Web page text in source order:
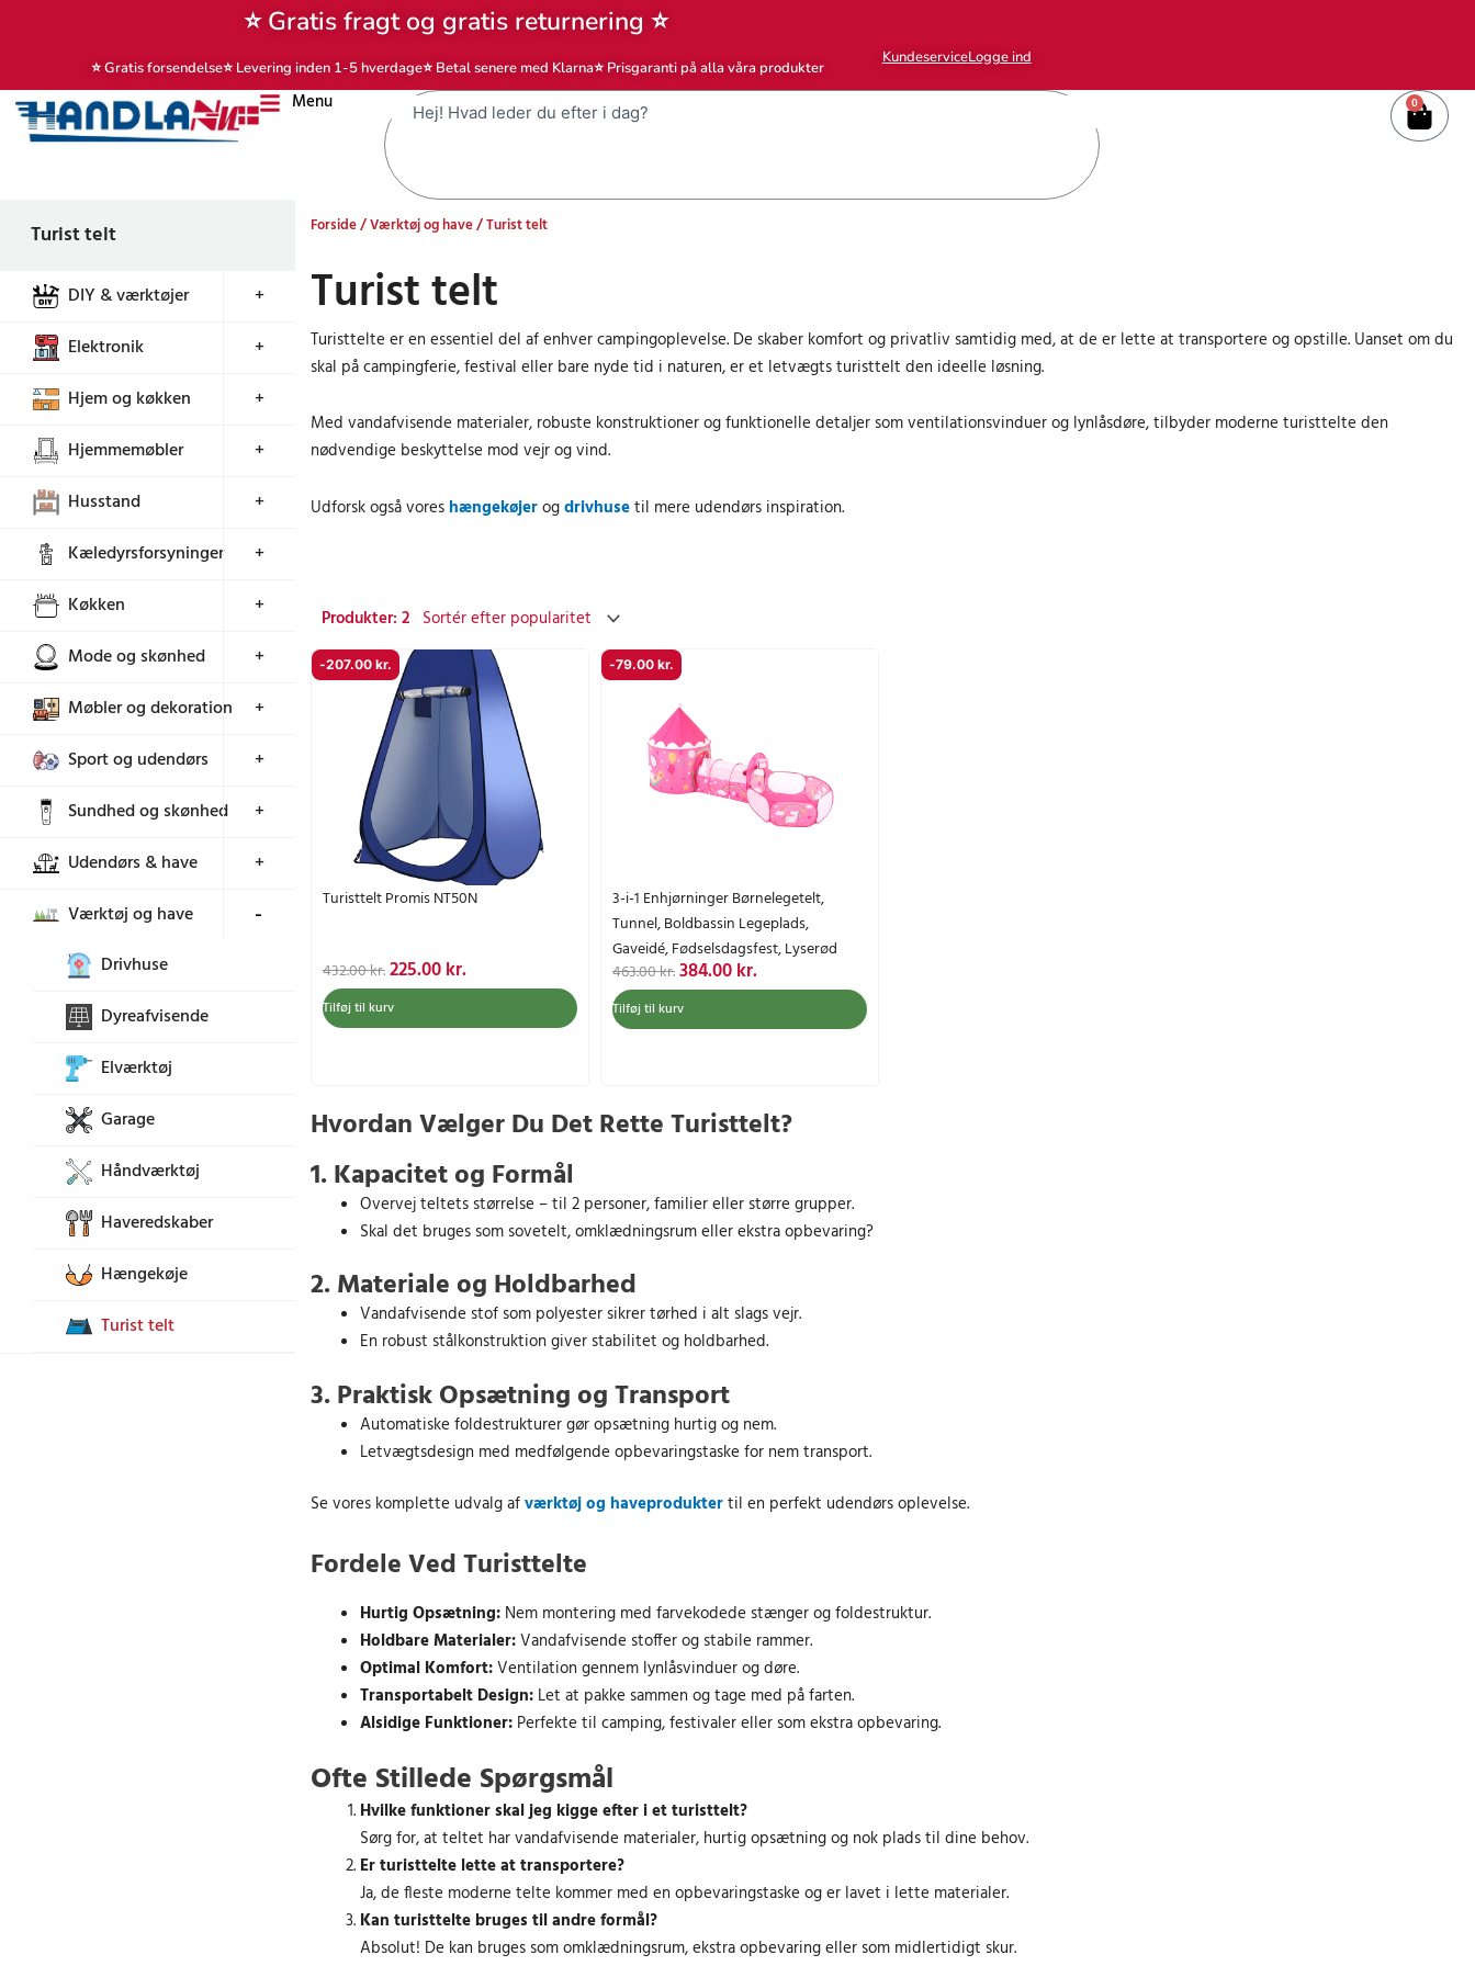
⭐ Gratis fragt og gratis returnering ⭐
⭐ Gratis forsendelse⭐ Levering inden 1-5 hverdage⭐ Betal senere med Klarna⭐ Prisgaranti på alla våra produkter
KundeserviceLogge ind
Menu Søg 0
Kurv
Turist telt
DIY & værktøjer
+
Elektronik
+
Hjem og køkken
+
Hjemmemøbler
+
Husstand
+
Kæledyrsforsyninger
+
Køkken
+
Mode og skønhed
+
Møbler og dekoration
+
Sport og udendørs
+
Sundhed og skønhed
+
Udendørs & have
+
Værktøj og have
+
Drivhuse
Dyreafvisende
Elværktøj
Garage
Håndværktøj
Haveredskaber
Hængekøje
Turist telt
Forside/Værktøj og have/ Turist telt
Turist telt
Turisttelte er en essentiel del af enhver campingoplevelse. De skaber komfort og privatliv samtidig med, at de er lette at transportere og opstille. Uanset om du
skal på campingferie, festival eller bare nyde tid i naturen, er et letvægts turisttelt den ideelle løsning.
Med vandafvisende materialer, robuste konstruktioner og funktionelle detaljer som ventilationsvinduer og lynlåsdøre, tilbyder moderne turisttelte den
nødvendige beskyttelse mod vejr og vind.
Udforsk også voreshængekøjerogdrivhusetil mere udendørs inspiration.
Produkter: 2
-207.00 kr.
Turisttelt Promis NT50N
432.00kr.D
e
n
i
d
e
l
g
e
p
i
s
v
r
3
2
.
0
0
k
.
.
225.00kr.D
e
n
u
l
l
e
r
i
s
r
:
2
5
0
0
k
r
.
.
Tilføj til kurv
-79.00kr.
3-i-1 Enhjørninger Børnelegetelt,
Tunnel, Boldbassin Legeplads,
Gaveidé, Fødselsdagsfest, Lyserød
463.00kr.D
e
n
i
e
l
e
p
i
s
v
r
3
0
0
k
.
384.00kr.D
e
n
u
l
e
i
s
:
3
4
r
.
.
Tilføj til kurv
Hvordan Vælger Du Det Rette Turisttelt?
1. Kapacitet og Formål
Overvej teltets størrelse – til 2 personer, familier eller større grupper.
Skal det bruges som sovetelt, omklædningsrum eller ekstra opbevaring?
2. Materiale og Holdbarhed
Vandafvisende stof som polyester sikrer tørhed i alt slags vejr.
En robust stålkonstruktion giver stabilitet og holdbarhed.
3. Praktisk Opsætning og Transport
Automatiske foldestrukturer gør opsætning hurtig og nem.
Letvægtsdesign med medfølgende opbevaringstaske for nem transport.
Se vores komplette udvalg afværktøj og haveproduktertil en perfekt udendørs oplevelse.
Fordele Ved Turisttelte
Hurtig Opsætning:Nem montering med farvekodede stænger og foldestruktur.
Holdbare Materialer:Vandafvisende stoffer og stabile rammer.
Optimal Komfort:Ventilation gennem lynlåsvinduer og døre.
Transportabelt Design:Let at pakke sammen og tage med på farten.
Alsidige Funktioner:Perfekte til camping, festivaler eller som ekstra opbevaring.
Ofte Stillede Spørgsmål
Hvilke funktioner skal jeg kigge efter i et turisttelt?
Sørg for, at teltet har vandafvisende materialer, hurtig opsætning og nok plads til dine behov.
Er turisttelte lette at transportere?
Ja, de fleste moderne telte kommer med en opbevaringstaske og er lavet i lette materialer.
Kan turisttelte bruges til andre formål?
Absolut! De kan bruges som omklædningsrum, ekstra opbevaring eller som midlertidigt skur.